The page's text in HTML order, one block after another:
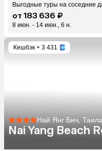
Выгодные туры на соседние
от 183 636 ₽
8 июн. - 14 июн., 6 н.
Кешбэк + 3 431
Най Янг Бич,
Nai Yang Beach